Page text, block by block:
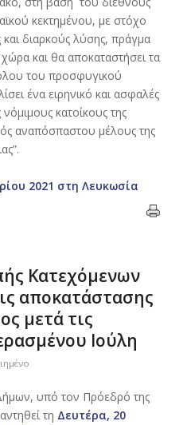
κεκτημένου, με στόχο
διαρκούς λύσης, πράγμα
και θα αποκαταστήσει τα
όλου του προσφυγικού
ένα ειρηνικό και ασφαλές
κατοίκους της
αναπόσπαστου μέλους της
2021 στη Λευκωσία
Κατεχόμενων
αποκατάστασης
μετά τις
Ιούλη
υπό τον Πρόεδρό της
τη Δευτέρα, 20